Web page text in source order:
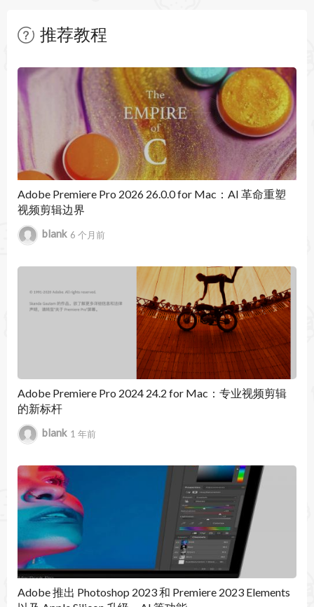
重新设计的导出
Facebook 和 Twitter 等社交平台），从而简化导
出流程。Premiere Pro 可针对每个目标位置提供推
荐的输出设置。自定义自己的目标位置和预设，以
提高效率。
全新标题栏
使用“导入”、“编辑”和“导出”选项卡在 Premiere
Pro 中更轻松地导航，以访问创作过程的主要阶
段。标题栏还提供对工作区的快速访问、快速导出
和全屏播放。
使用新的预设管理器访问现有的导出预设，保存自
己的自定义预设，或者导入或导出预设进行共享。
通过快速导出或新的导出模式打开预设管理器。
自动颜色，由 Adobe Sensei 提供支持
使用 Adobe Sensei 的强大功能快速进行颜色校
正。 “自动颜色”使用智能调整来帮助用户快速追踪
颜色校正，并帮助和指导新用户熟悉颜色工具。
语音到文本（广东话）
现在，语音到文本功能支持广东话。 现在，语音
推荐教程
暂无文章
Adobe Premiere Pro 2026 26.0.0 for Mac：AI 革命重塑
视频剪辑边界
blank 6 个月前
Adobe Premiere Pro 2024 24.2 for Mac：专业视频剪辑
的新标杆
blank 1 年前
Adobe 推出 Photoshop 2023 和 Premiere 2023 Elements